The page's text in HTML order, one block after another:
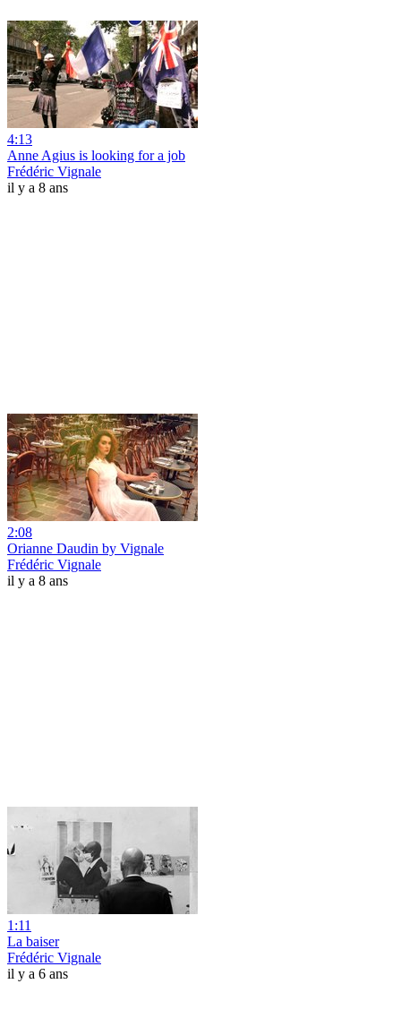
4:13
Anne Agius is looking for a job
Frédéric Vignale
il y a 8 ans
2:08
Orianne Daudin by Vignale
Frédéric Vignale
il y a 8 ans
1:11
La baiser
Frédéric Vignale
il y a 6 ans